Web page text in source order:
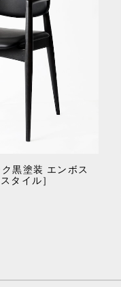
黒塗装 エンボス
タイル］